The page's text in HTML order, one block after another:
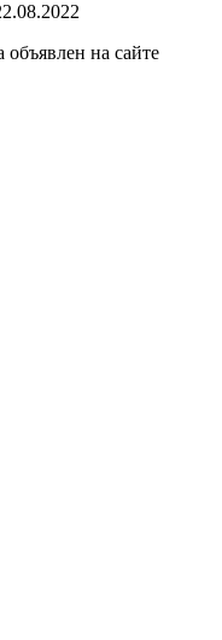
на сайте